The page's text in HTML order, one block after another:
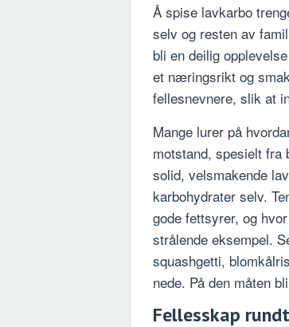
Å spise lavkarbo
selv og resten av
bli en deilig
et næringsrikt og
fellesnevnere, slik at
Mange lurer på
motstand, spesielt fra
solid, velsmakende
karbohydrater selv.
gode fettsyrer, og
strålende eksempel.
squashgetti,
nede. På den måten
Fellesskap